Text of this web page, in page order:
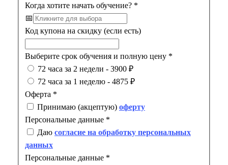
Когда хотите начать обучение? *
📅
Код купона на скидку (если есть)
Выберите срок обучения и полную цену *
72 часа за 2 недели - 3900 ₽
72 часа за 1 неделю - 4875 ₽
Оферта *
Принимаю (акцептую) оферту
Персональные данные *
Даю согласие на обработку персональных
данных
Персональные данные *